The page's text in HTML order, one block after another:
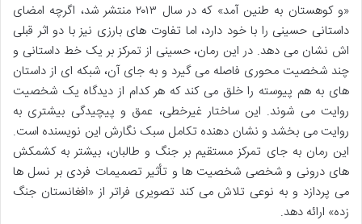
«و کوهستان به طنین آمد» که در سال ۲۰۱۳ منتشر شد، اگرچه امضای
داستانی حسینی را با خود دارد، اما تفاوت های بارزی نیز با دو اثر قبلی
اش نشان می دهد. در این رمان، حسینی از تمرکز بر یک خط داستانی و
چند شخصیت محوری فاصله می گیرد و به جای آن، شبکه ای از داستان
های به هم پیوسته را خلق می کند که هر کدام از دیدگاه یک شخصیت
روایت می شوند. این ساختار غیرخطی، عمق و پیچیدگی بیشتری به
روایت می بخشد و نشان دهنده تکامل سبک نگارش این نویسنده است.
این رمان به جای تمرکز مستقیم بر جنگ و طالبان، بیشتر به کشمکش
های درونی و شخصی شخصیت ها و تأثیر تصمیمات فردی بر نسل ها
می پردازد و به نوعی تلاش می کند تصویری فراتر از «افغانستان جنگ
زده» ارائه دهد.